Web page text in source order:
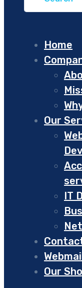
Home
Our
IT
Our